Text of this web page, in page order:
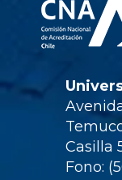
Casilla
Fono: